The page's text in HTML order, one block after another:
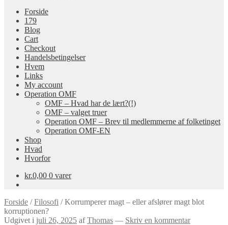
Forside
179
Blog
Cart
Checkout
Handelsbetingelser
Hvem
Links
My account
Operation OMF
OMF – Hvad har de lært?(!)
OMF – valget truer
Operation OMF – Brev til medlemmerne af folketinget
Operation OMF-EN
Shop
Hvad
Hvorfor
kr.0,00 0 varer
Forside /Filosofi /Korrumperer magt – eller afslører magt blot
korruptionen?
Udgivet i juli 26, 2025 afThomas — Skriv en kommentar